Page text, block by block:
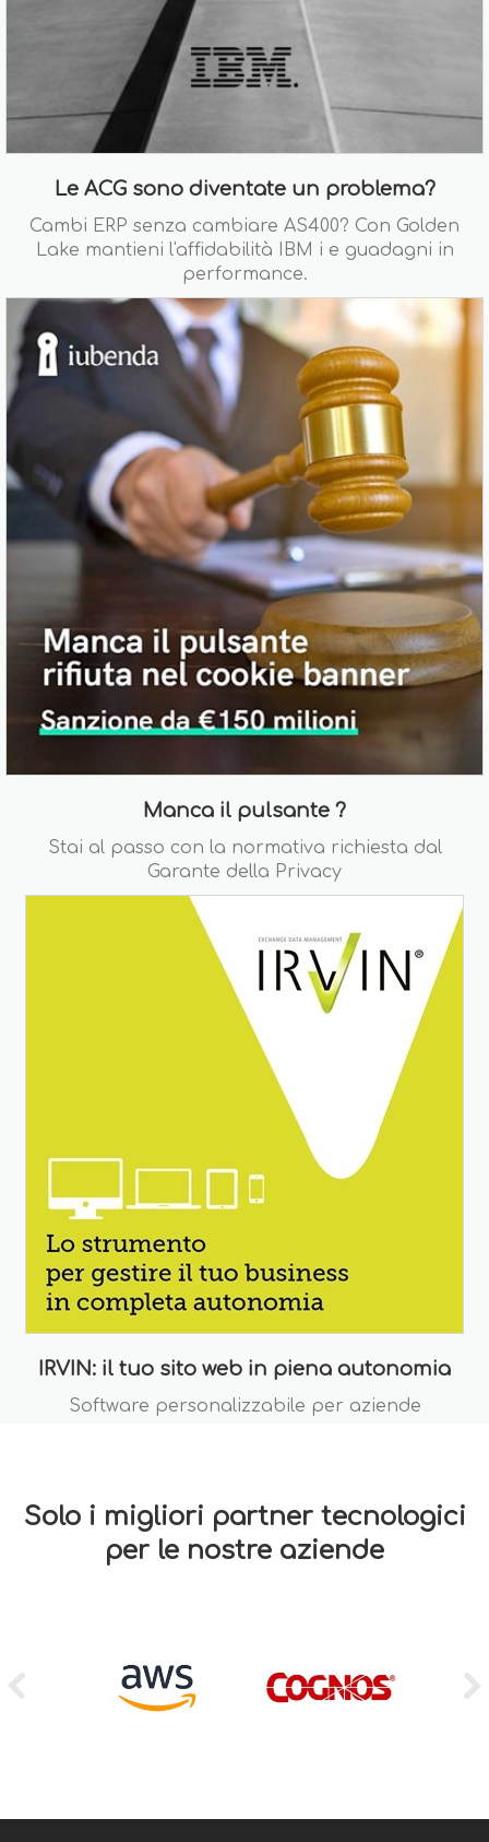
Le ACG sono diventate un problema?
Cambi ERP senza cambiare AS400? Con Golden
Lake mantieni l'affidabilità IBM i e guadagni in
performance.
Manca il pulsante ?
Stai al passo con la normativa richiesta dal
Garante della Privacy
IRVIN: il tuo sito web in piena autonomia
Software personalizzabile per aziende
Solo i migliori partner tecnologici
per le nostre aziende